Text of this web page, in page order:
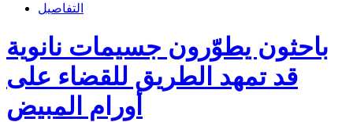
التفاصيل
باحثون يطوّرون جسيمات نانوية
قد تمهد الطريق للقضاء على
أورام المبيض